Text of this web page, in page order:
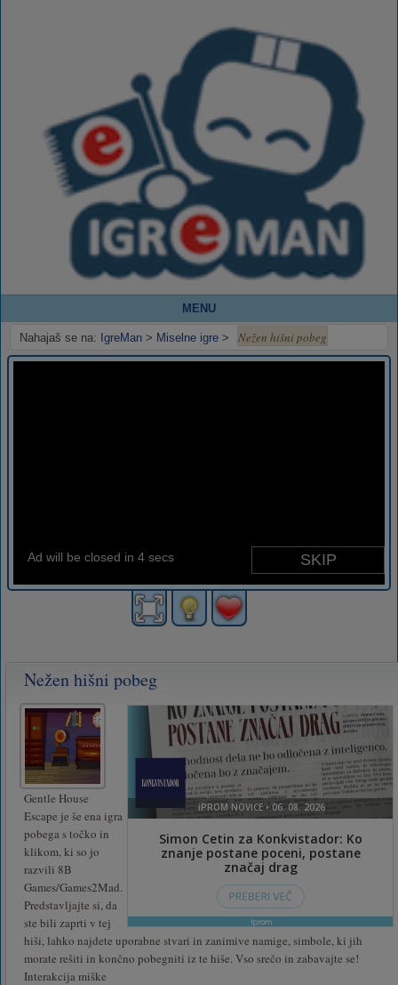
MENU
Nahajaš se na: IgreMan > Miselne igre > Nežen hišni pobeg
Nežen hišni pobeg
Gentle House
Escape je še ena igra
pobega s točko in
klikom, ki so jo
razvili 8B
Games/Games2Mad.
Predstavljajte si, da
ste bili zaprti v tej
hiši, lahko najdete uporabne stvari in zanimive namige, simbole, ki jih
morate rešiti in končno pobegniti iz te hiše. Vso srečo in zabavajte se!
Interakcija miške